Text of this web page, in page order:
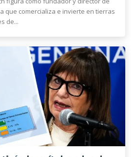
que comercializa e invierte en tierras
de...